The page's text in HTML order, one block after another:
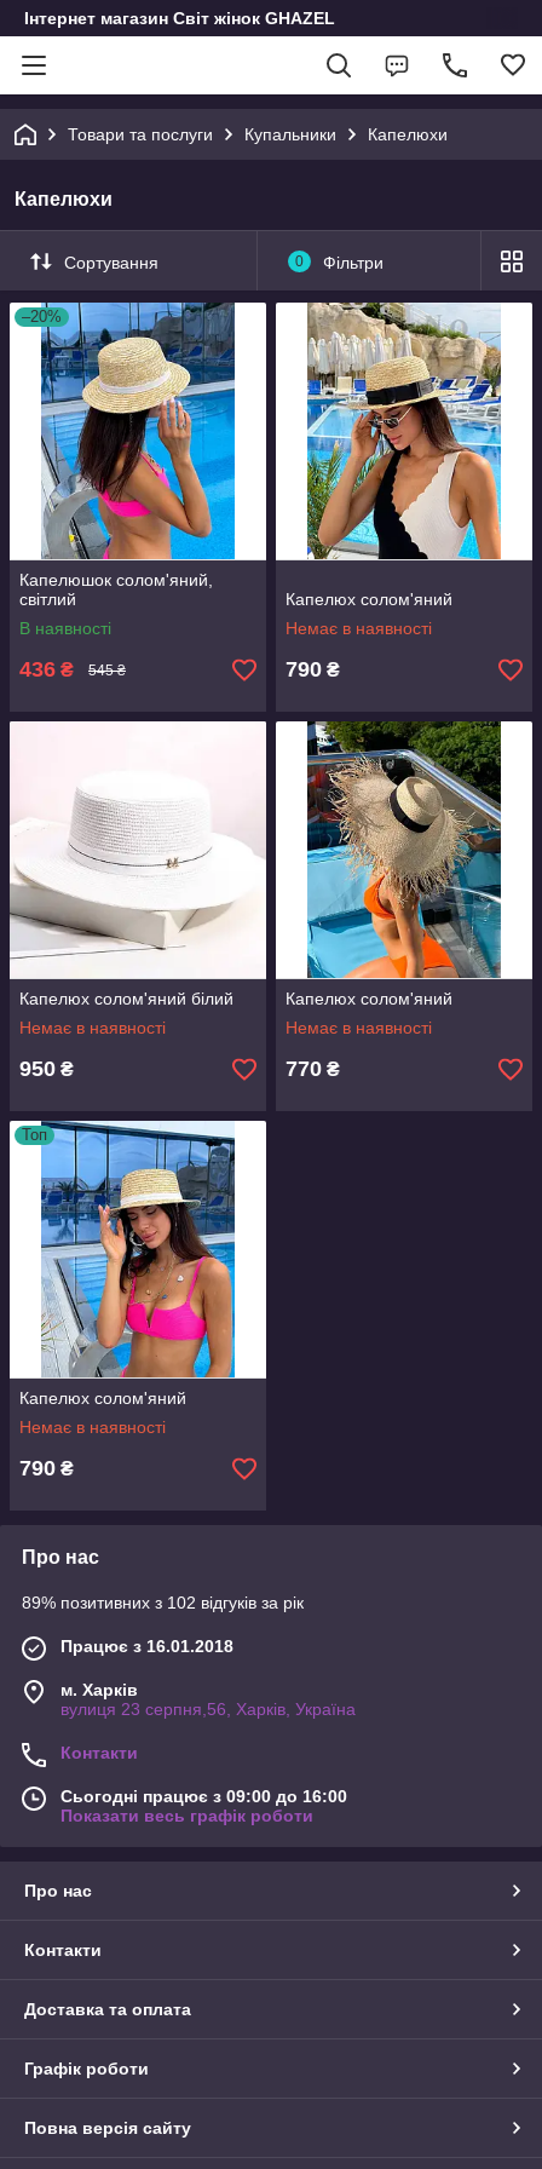
Інтернет магазин Світ жінок GHAZEL
Товари та послуги Купальники Капелюхи
Капелюхи
Сортування 0 Фільтри
–20%
Капелюшок солом'яний,
світлий
В наявності
436 ₴ 545 ₴
Капелюх солом'яний
Немає в наявності
790 ₴
Капелюх солом'яний білий
Немає в наявності
950 ₴
Капелюх солом'яний
Немає в наявності
770 ₴
Топ
Капелюх солом'яний
Немає в наявності
790 ₴
Про нас
89% позитивних з 102 відгуків за рік
Працює з 16.01.2018
м. Харків
вулиця 23 серпня,56, Харків, Україна
Контакти
Сьогодні працює з 09:00 до 16:00
Показати весь графік роботи
Про нас
Контакти
Доставка та оплата
Графік роботи
Повна версія сайту